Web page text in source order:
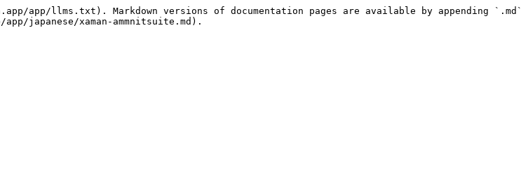
app/llms.txt). Markdown versions of documentation pages are available by appending `.md`
japanese/xaman-ammnitsuite.md).